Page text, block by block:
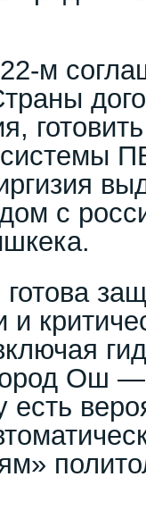
м
системы
с
и
Ош
есть